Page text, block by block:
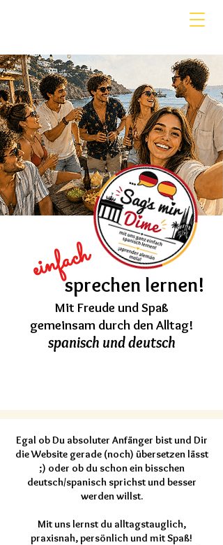
einfach
sprechen lernen!
Mit Freude und Spaß
gemeinsam durch den Alltag!
spanisch und deutsch
Egal ob Du absoluter Anfänger bist und Dir
die Website gerade (noch) übersetzen lässt
;) oder ob du schon ein bisschen
deutsch/spanisch sprichst und besser
werden willst.
Mit uns lernst du alltagstauglich,
praxisnah, persönlich und mit Spaß!